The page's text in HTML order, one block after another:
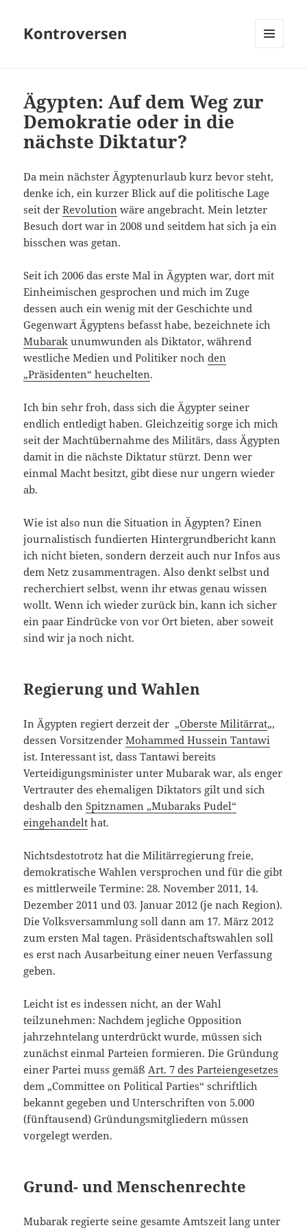
Kontroversen
Ägypten: Auf dem Weg zur
Demokratie oder in die
nächste Diktatur?
Da mein nächster Ägyptenurlaub kurz bevor steht,
denke ich, ein kurzer Blick auf die politische Lage
seit derRevolution wäre angebracht. Mein letzter
Besuch dort war in 2008 und seitdem hat sich ja ein
bisschen was getan.
Seit ich 2006 das erste Mal in Ägypten war, dort mit
Einheimischen gesprochen und mich im Zuge
dessen auch ein wenig mit der Geschichte und
Gegenwart Ägyptens befasst habe, bezeichnete ich
Mubarak unumwunden als Diktator, während
westliche Medien und Politiker nochden
„Präsidenten“ heuchelten.
Ich bin sehr froh, dass sich die Ägypter seiner
endlich entledigt haben. Gleichzeitig sorge ich mich
seit der Machtübernahme des Militärs, dass Ägypten
damit in die nächste Diktatur stürzt. Denn wer
einmal Macht besitzt, gibt diese nur ungern wieder
ab.
Wie ist also nun die Situation in Ägypten? Einen
journalistisch fundierten Hintergrundbericht kann
ich nicht bieten, sondern derzeit auch nur Infos aus
dem Netz zusammentragen. Also denkt selbst und
recherchiert selbst, wenn ihr etwas genau wissen
wollt. Wenn ich wieder zurück bin, kann ich sicher
ein paar Eindrücke von vor Ort bieten, aber soweit
sind wir ja noch nicht.
Regierung und Wahlen
In Ägypten regiert derzeit der „Oberste Militärrat„,
dessen VorsitzenderMohammed Hussein Tantawi
ist. Interessant ist, dass Tantawi bereits
Verteidigungsminister unter Mubarak war, als enger
Vertrauter des ehemaligen Diktators gilt und sich
deshalb denSpitznamen „Mubaraks Pudel“
eingehandelt hat.
Nichtsdestotrotz hat die Militärregierung freie,
demokratische Wahlen versprochen und für die gibt
es mittlerweile Termine: 28. November 2011, 14.
Dezember 2011 und 03. Januar 2012 (je nach Region).
Die Volksversammlung soll dann am 17. März 2012
zum ersten Mal tagen. Präsidentschaftswahlen soll
es erst nach Ausarbeitung einer neuen Verfassung
geben.
Leicht ist es indessen nicht, an der Wahl
teilzunehmen: Nachdem jegliche Opposition
jahrzehntelang unterdrückt wurde, müssen sich
zunächst einmal Parteien formieren. Die Gründung
einer Partei muss gemäßArt. 7 des Parteiengesetzes
dem „Committee on Political Parties“ schriftlich
bekannt gegeben und Unterschriften von 5.000
(fünftausend) Gründungsmitgliedern müssen
vorgelegt werden.
Grund- und Menschenrechte
Mubarak regierte seine gesamte Amtszeit lang unter